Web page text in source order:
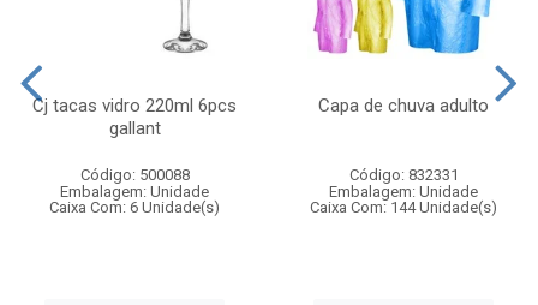
Cj tacas vidro 220ml 6pcs
gallant
Código: 500088
Embalagem: Unidade
Caixa Com: 6 Unidade(s)
Capa de chuva adulto
Código: 832331
Embalagem: Unidade
Caixa Com: 144 Unidade(s)